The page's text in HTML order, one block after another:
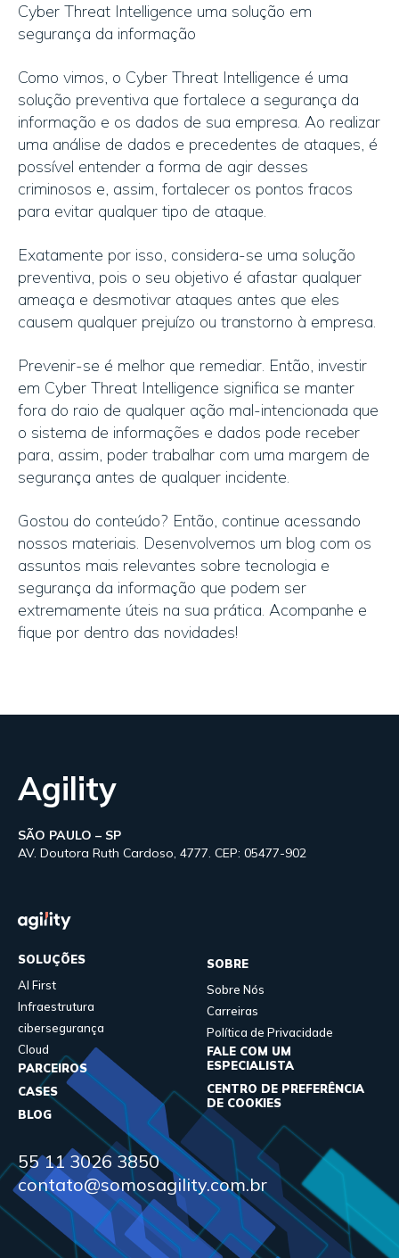
Cyber Threat Intelligence uma solução em
segurança da informação
Como vimos, o Cyber Threat Intelligence é uma
solução preventiva que fortalece a segurança da
informação e os dados de sua empresa. Ao realizar
uma análise de dados e precedentes de ataques, é
possível entender a forma de agir desses
criminosos e, assim, fortalecer os pontos fracos
para evitar qualquer tipo de ataque.
Exatamente por isso, considera-se uma solução
preventiva, pois o seu objetivo é afastar qualquer
ameaça e desmotivar ataques antes que eles
causem qualquer prejuízo ou transtorno à empresa.
Prevenir-se é melhor que remediar. Então, investir
em Cyber Threat Intelligence significa se manter
fora do raio de qualquer ação mal-intencionada que
o sistema de informações e dados pode receber
para, assim, poder trabalhar com uma margem de
segurança antes de qualquer incidente.
Gostou do conteúdo? Então, continue acessando
nossos materiais. Desenvolvemos um blog com os
assuntos mais relevantes sobre tecnologia e
segurança da informação que podem ser
extremamente úteis na sua prática. Acompanhe e
fique por dentro das novidades!
Agility
SÃO PAULO – SP
AV. Doutora Ruth Cardoso, 4777. CEP: 05477-902
SOLUÇÕES
AI First
Infraestrutura
cibersegurança
Cloud
PARCEIROS
CASES
BLOG
SOBRE
Sobre Nós
Carreiras
Política de Privacidade
FALE COM UM
ESPECIALISTA
CENTRO DE PREFERÊNCIA
DE COOKIES
55 11 3026 3850
contato@somosagility.com.br